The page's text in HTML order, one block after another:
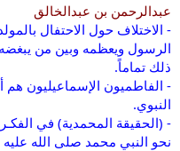
عبدالرحمن بن عبدالخالق
- الاختلاف حول الاحتفال
الرسول ويعظمه وبين من
ذلك تماماً.
- الفاطميون الإسماعيليون هم
النبوي.
- (الحقيقة المحمدية) في
نحو النبي محمد صلى الله